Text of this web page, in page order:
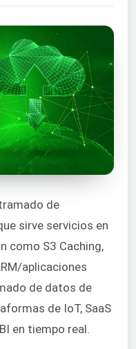
de
sirve servicios en
como S3 Caching,
aplicaciones
de datos de
de IoT, SaaS
en tiempo real.